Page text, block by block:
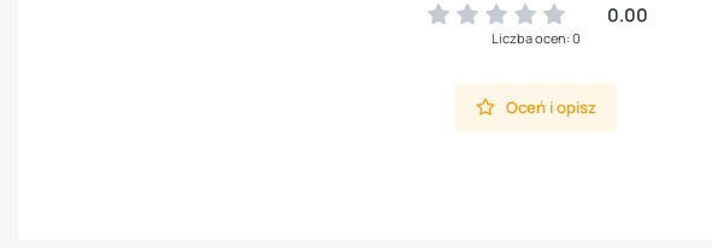
0.00
Liczba ocen: 0
Oceń i opisz